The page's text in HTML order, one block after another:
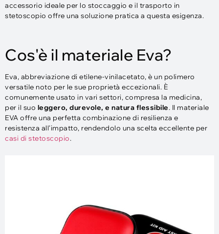
accessorio ideale per lo stoccaggio e il trasporto in
stetoscopio offre una soluzione pratica a questa esigenza.
Cos'è il materiale Eva?
Eva, abbreviazione di etilene-vinilacetato, è un polimero
versatile noto per le sue proprietà eccezionali. È
comunemente usato in vari settori, compresa la medicina,
per il suo leggero, durevole, e natura flessibile. Il materiale
EVA offre una perfetta combinazione di resilienza e
resistenza all'impatto, rendendolo una scelta eccellente per
casi di stetoscopio.